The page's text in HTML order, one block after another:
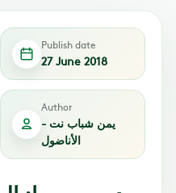
Publish date
27 June 2018
Author
يمن شباب نت -
الأناضول